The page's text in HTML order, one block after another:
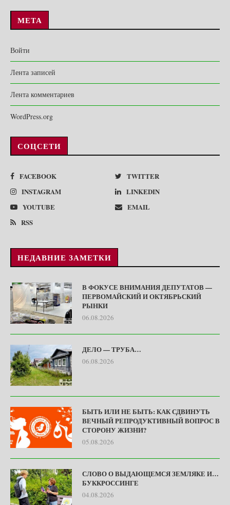
МЕТА
Войти
Лента записей
Лента комментариев
WordPress.org
СОЦСЕТИ
FACEBOOK
TWITTER
INSTAGRAM
LINKEDIN
YOUTUBE
EMAIL
RSS
НЕДАВНИЕ ЗАМЕТКИ
В ФОКУСЕ ВНИМАНИЯ ДЕПУТАТОВ —
ПЕРВОМАЙСКИЙ И ОКТЯБРЬСКИЙ
РЫНКИ
06.08.2026
ДЕЛО — ТРУБА…
06.08.2026
БЫТЬ ИЛИ НЕ БЫТЬ: КАК СДВИНУТЬ
ВЕЧНЫЙ РЕПРОДУКТИВНЫЙ ВОПРОС В
СТОРОНУ ЖИЗНИ?
05.08.2026
СЛОВО О ВЫДАЮЩЕМСЯ ЗЕМЛЯКЕ И…
БУККРОССИНГЕ
04.08.2026